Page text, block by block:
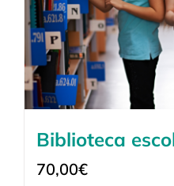
Biblioteca
70,00€